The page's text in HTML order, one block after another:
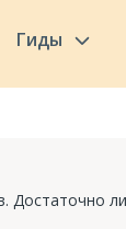
Гиды
Достаточно